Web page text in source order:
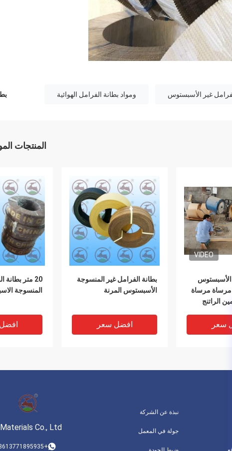
غير الأسبستوس ومواد بطانة الفرامل الهوائية
المنتجات
20 متر
المنسوجة
بطانة الفرامل غير المنسوجة
الأسبستوس المرنة
افضل سعر
VIDEO
الأسبستوس
مرساة مرساة
الراتنج
سعر
Co., Ltd.
+8613771895935
نبذة عن الشركة
جولة في المعمل